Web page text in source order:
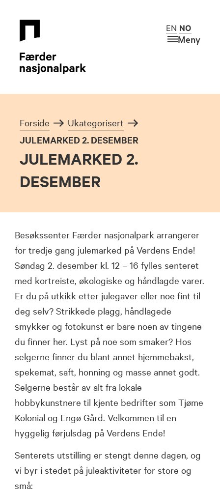
Forside Ukategorisert
JULEMARKED 2. DESEMBER
JULEMARKED 2.
DESEMBER
EN NO
Meny
Besøkssenter Færder nasjonalpark arrangerer
for tredje gang julemarked på Verdens Ende!
Søndag 2. desember kl. 12 – 16 fylles senteret
med kortreiste, økologiske og håndlagde varer.
Er du på utkikk etter julegaver eller noe fint til
deg selv? Strikkede plagg, håndlagede
smykker og fotokunst er bare noen av tingene
du finner her. Lyst på noe som smaker? Hos
selgerne finner du blant annet hjemmebakst,
spekemat, saft, honning og masse annet godt.
Selgerne består av alt fra lokale
hobbykunstnere til kjente bedrifter som Tjøme
Kolonial og Engø Gård. Velkommen til en
hyggelig førjulsdag på Verdens Ende!
Senterets utstilling er stengt denne dagen, og
vi byr i stedet på juleaktiviteter for store og
små: